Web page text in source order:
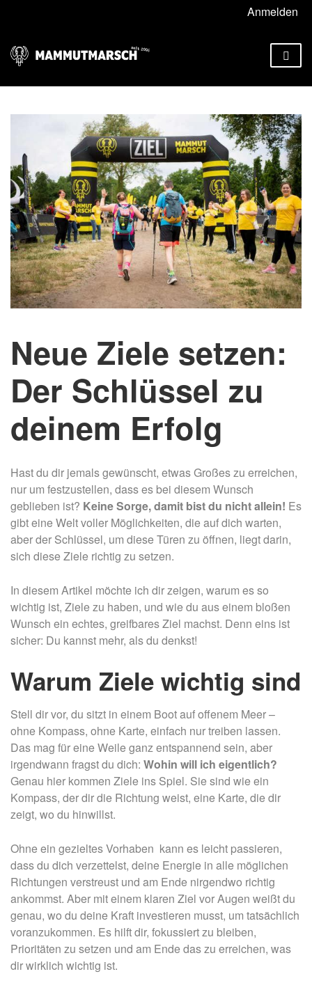
Anmelden
Neue Ziele setzen:
Der Schlüssel zu
deinem Erfolg
Hast du dir jemals gewünscht, etwas Großes zu erreichen,
nur um festzustellen, dass es bei diesem Wunsch
geblieben ist? Keine Sorge, damit bist du nicht allein! Es
gibt eine Welt voller Möglichkeiten, die auf dich warten,
aber der Schlüssel, um diese Türen zu öffnen, liegt darin,
sich diese Ziele richtig zu setzen.
In diesem Artikel möchte ich dir zeigen, warum es so
wichtig ist, Ziele zu haben, und wie du aus einem bloßen
Wunsch ein echtes, greifbares Ziel machst. Denn eins ist
sicher: Du kannst mehr, als du denkst!
Warum Ziele wichtig sind
Stell dir vor, du sitzt in einem Boot auf offenem Meer –
ohne Kompass, ohne Karte, einfach nur treiben lassen.
Das mag für eine Weile ganz entspannend sein, aber
irgendwann fragst du dich: Wohin will ich eigentlich?
Genau hier kommen Ziele ins Spiel. Sie sind wie ein
Kompass, der dir die Richtung weist, eine Karte, die dir
zeigt, wo du hinwillst.
Ohne ein gezieltes Vorhaben kann es leicht passieren,
dass du dich verzettelst, deine Energie in alle möglichen
Richtungen verstreust und am Ende nirgendwo richtig
ankommst. Aber mit einem klaren Ziel vor Augen weißt du
genau, wo du deine Kraft investieren musst, um tatsächlich
voranzukommen. Es hilft dir, fokussiert zu bleiben,
Prioritäten zu setzen und am Ende das zu erreichen, was
dir wirklich wichtig ist.